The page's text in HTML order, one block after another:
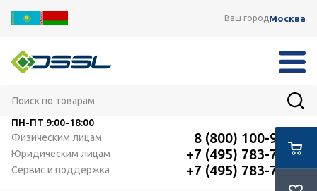
Ваш городМосква
ПН-ПТ 9:00-18:00
Физическим лицам
8 (800) 100-91-12
Юридическим лицам +7 (495) 783-72-87
Сервис и поддержка +7 (495) 783-72-87